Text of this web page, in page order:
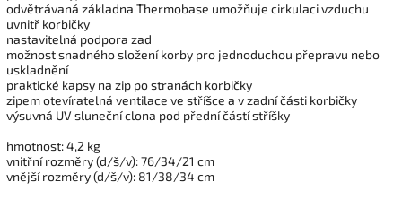
odvětrávaná základna Thermobase umožňuje cirkulaci vzduchu
uvnitř korbičky
nastavitelná podpora zad
možnost snadného složení korby pro jednoduchou přepravu nebo
uskladnění
praktické kapsy na zip po stranách korbičky
zipem otevíratelná ventilace ve stříšce a v zadní části korbičky
výsuvná UV sluneční clona pod přední částí stříšky
hmotnost: 4,2 kg
vnitřní rozměry (d/š/v): 76/34/21 cm
vnější rozměry (d/š/v): 81/38/34 cm